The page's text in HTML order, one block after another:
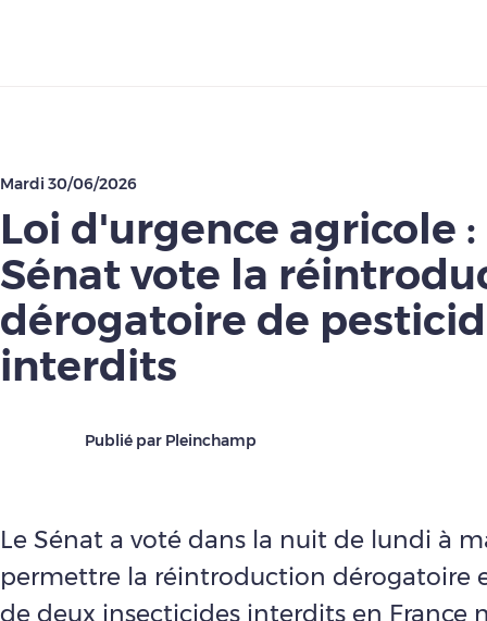
Mardi 30/06/2026
Loi d'urgence agricole :
Sénat vote la
dérogatoire de
interdits
Publié par Pleinchamp
Le Sénat a voté dans la nuit de lundi à
permettre la réintroduction dérogatoire
de deux insecticides interdits en France